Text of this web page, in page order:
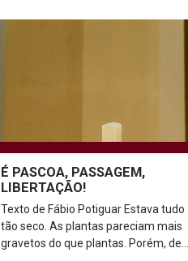
É PASCOA, PASSAGEM,
LIBERTAÇÃO!
Texto de Fábio Potiguar Estava tudo
tão seco. As plantas pareciam mais
gravetos do que plantas. Porém, de